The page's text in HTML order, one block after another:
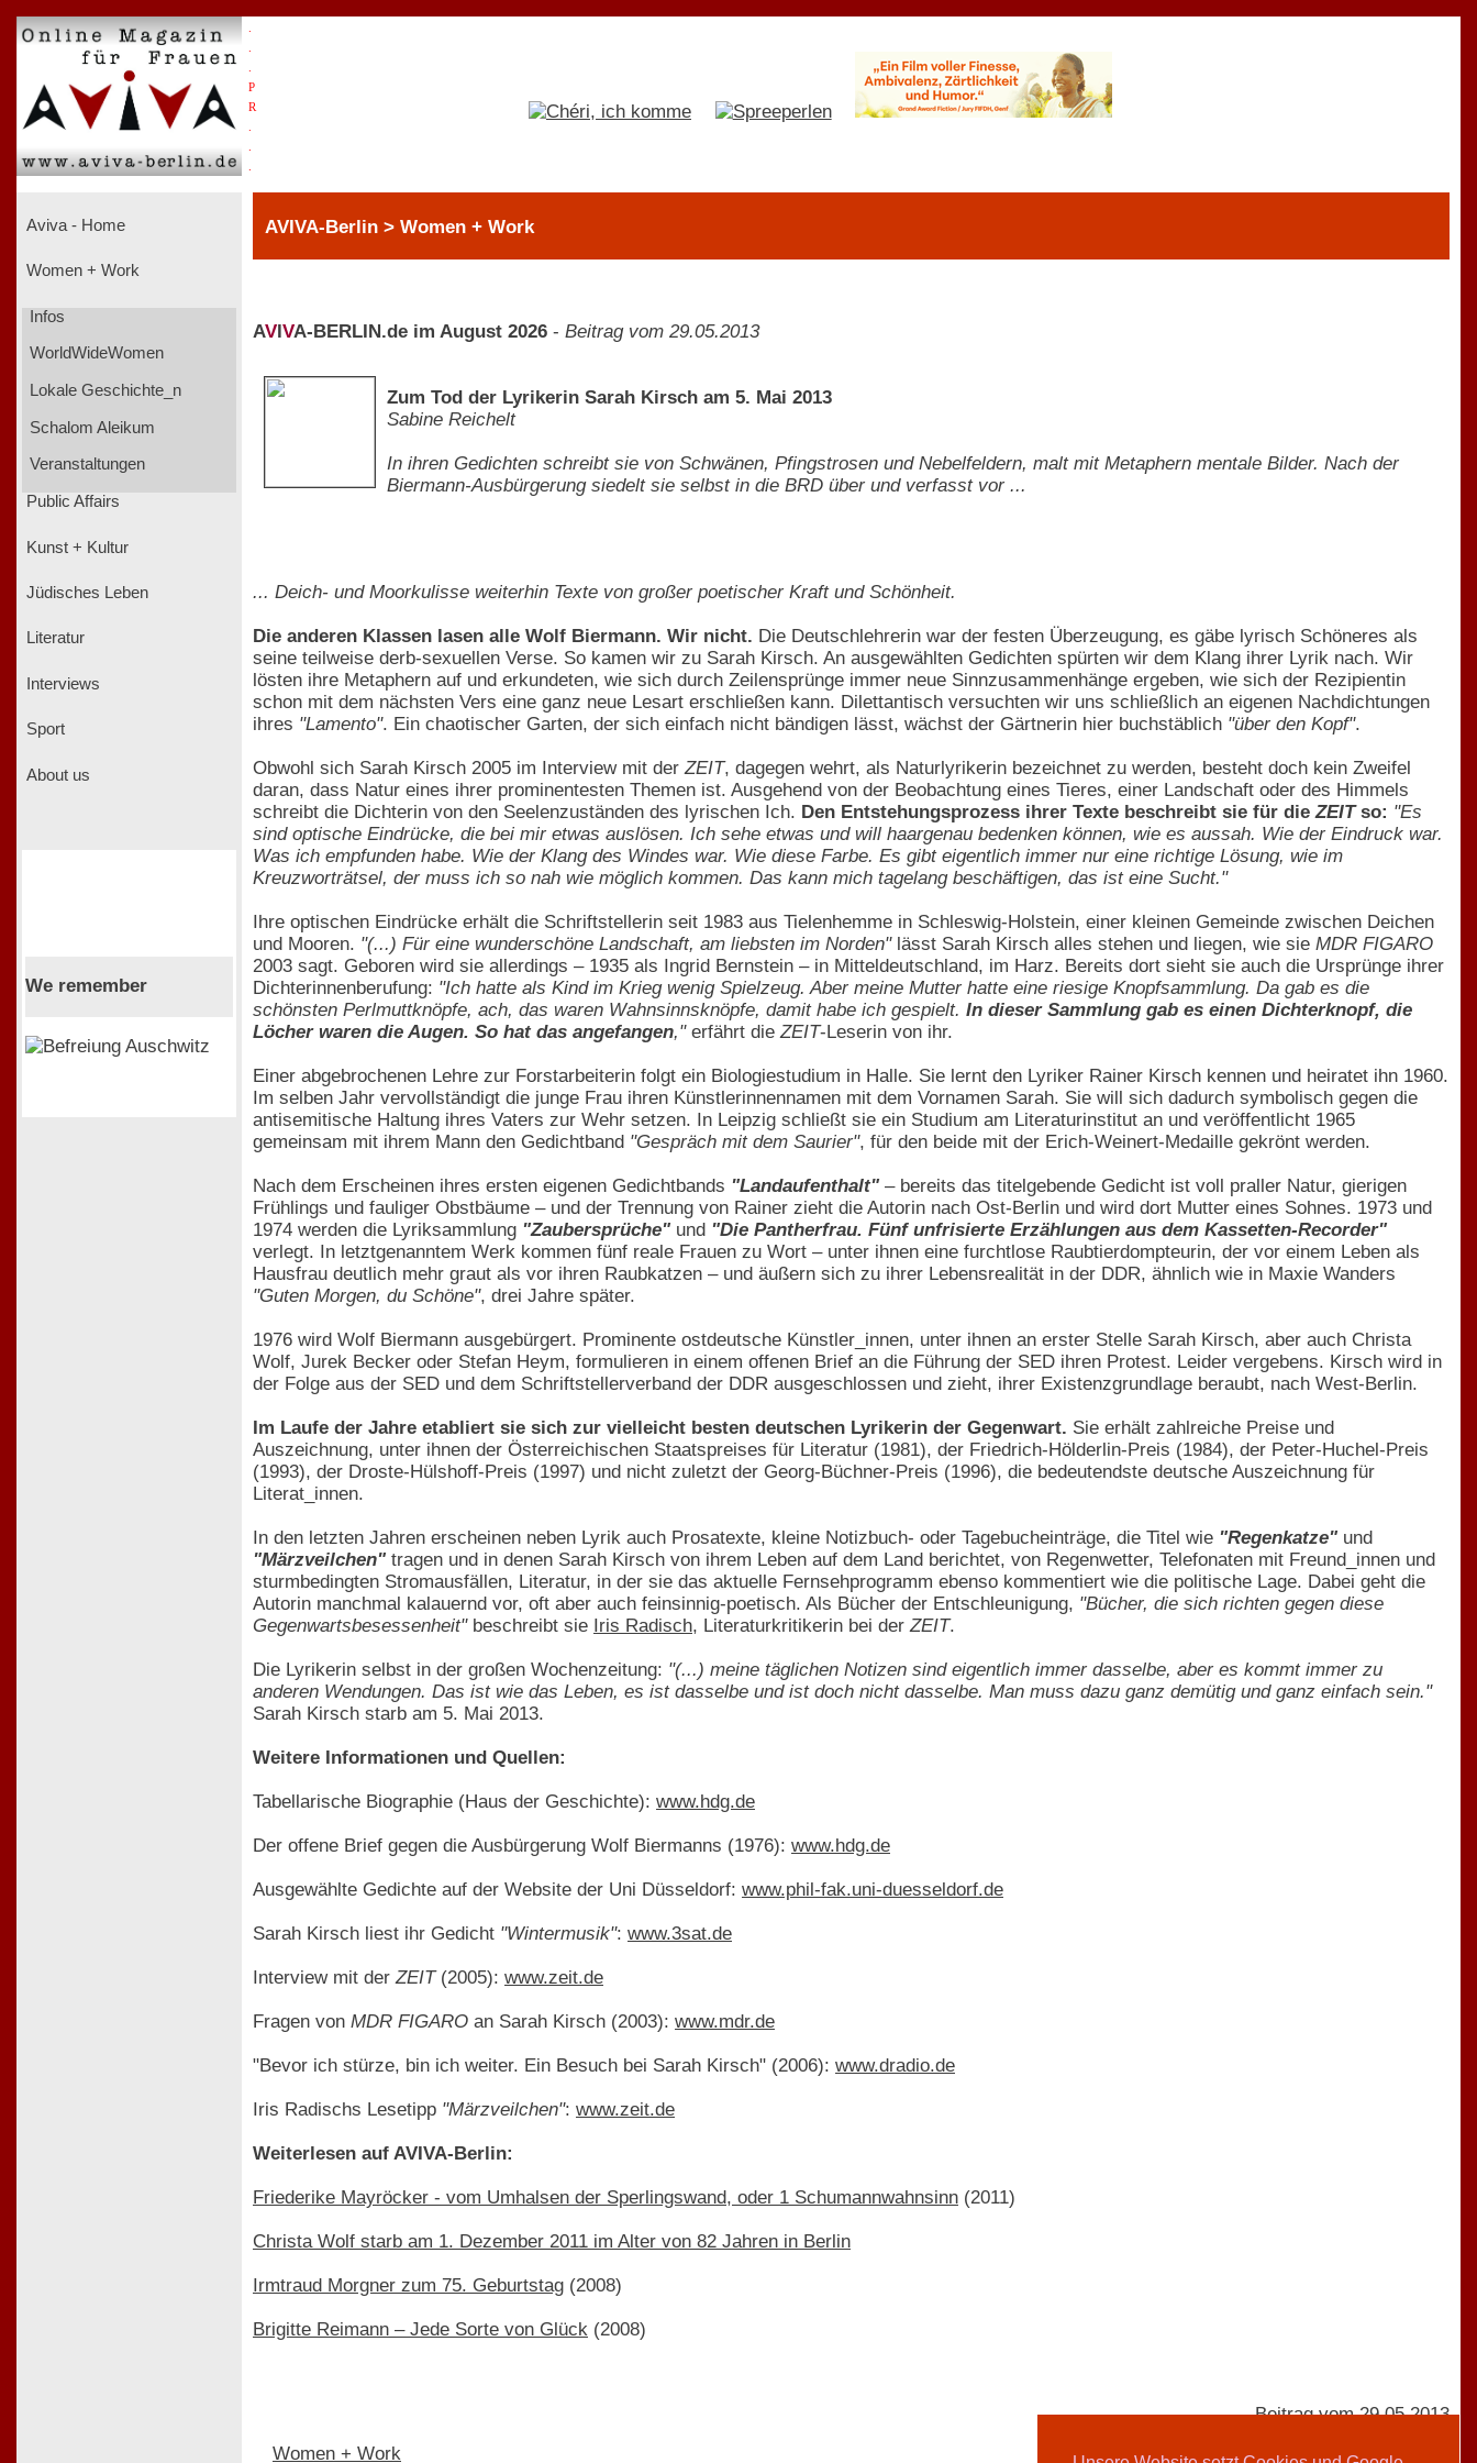
P
R
Aviva - Home
Women + Work
Infos
WorldWideWomen
Lokale Geschichte_n
Schalom Aleikum
Veranstaltungen
Public Affairs
Kunst + Kultur
Jüdisches Leben
Literatur
Interviews
Sport
About us
We remember
AVIVA-Berlin > Women + Work
AV VA-BERLIN.de im August 2026 - Beitrag vom 29.05.2013
Zum Tod der Lyrikerin Sarah Kirsch am 5. Mai 2013
Sabine Reichelt
In ihren Gedichten schreibt sie von Schwänen, Pfingstrosen und Nebelfeldern, malt mit Metaphern mentale Bilder. Nach der
Biermann-Ausbürgerung siedelt sie selbst in die BRD über und verfasst vor ...
... Deich- und Moorkulisse weiterhin Texte von großer poetischer Kraft und Schönheit.
Die anderen Klassen lasen alle Wolf Biermann. Wir nicht. Die Deutschlehrerin war der festen Überzeugung, es gäbe lyrisch Schöneres als
seine teilweise derb-sexuellen Verse. So kamen wir zu Sarah Kirsch. An ausgewählten Gedichten spürten wir dem Klang ihrer Lyrik nach. Wir
lösten ihre Metaphern auf und erkundeten, wie sich durch Zeilensprünge immer neue Sinnzusammenhänge ergeben, wie sich der Rezipientin
schon mit dem nächsten Vers eine ganz neue Lesart erschließen kann. Dilettantisch versuchten wir uns schließlich an eigenen Nachdichtungen
ihres "Lamento". Ein chaotischer Garten, der sich einfach nicht bändigen lässt, wächst der Gärtnerin hier buchstäblich "über den Kopf".
Obwohl sich Sarah Kirsch 2005 im Interview mit derZEIT, dagegen wehrt, als Naturlyrikerin bezeichnet zu werden, besteht doch kein Zweifel
daran, dass Natur eines ihrer prominentesten Themen ist. Ausgehend von der Beobachtung eines Tieres, einer Landschaft oder des Himmels
schreibt die Dichterin von den Seelenzuständen des lyrischen Ich. Den Entstehungsprozess ihrer Texte beschreibt sie für dieZEITso: "Es
sind optische Eindrücke, die bei mir etwas auslösen. Ich sehe etwas und will haargenau bedenken können, wie es aussah. Wie der Eindruck war.
Was ich empfunden habe. Wie der Klang des Windes war. Wie diese Farbe. Es gibt eigentlich immer nur eine richtige Lösung, wie im
Kreuzworträtsel, der muss ich so nah wie möglich kommen. Das kann mich tagelang beschäftigen, das ist eine Sucht."
Ihre optischen Eindrücke erhält die Schriftstellerin seit 1983 aus Tielenhemme in Schleswig-Holstein, einer kleinen Gemeinde zwischen Deichen
und Mooren. "(...) Für eine wunderschöne Landschaft, am liebsten im Norden"lässt Sarah Kirsch alles stehen und liegen, wie sie MDR FIGARO
2003 sagt. Geboren wird sie allerdings – 1935 als Ingrid Bernstein – in Mitteldeutschland, im Harz. Bereits dort sieht sie auch die Ursprünge ihrer
Dichterinnenberufung: "Ich hatte als Kind im Krieg wenig Spielzeug. Aber meine Mutter hatte eine riesige Knopfsammlung. Da gab es die
schönsten Perlmuttknöpfe, ach, das waren Wahnsinnsknöpfe, damit habe ich gespielt. In dieser Sammlung gab es einen Dichterknopf, die
Löcher waren die Augen. So hat das angefangen,"erfährt dieZEIT-Leserin von ihr.
Einer abgebrochenen Lehre zur Forstarbeiterin folgt ein Biologiestudium in Halle. Sie lernt den Lyriker Rainer Kirsch kennen und heiratet ihn 1960.
Im selben Jahr vervollständigt die junge Frau ihren Künstlerinnennamen mit dem Vornamen Sarah. Sie will sich dadurch symbolisch gegen die
antisemitische Haltung ihres Vaters zur Wehr setzen. In Leipzig schließt sie ein Studium am Literaturinstitut an und veröffentlicht 1965
gemeinsam mit ihrem Mann den Gedichtband "Gespräch mit dem Saurier", für den beide mit der Erich-Weinert-Medaille gekrönt werden.
Nach dem Erscheinen ihres ersten eigenen Gedichtbands "Landaufenthalt" – bereits das titelgebende Gedicht ist voll praller Natur, gierigen
Frühlings und fauliger Obstbäume – und der Trennung von Rainer zieht die Autorin nach Ost-Berlin und wird dort Mutter eines Sohnes. 1973 und
1974 werden die Lyriksammlung "Zaubersprüche" und "Die Pantherfrau. Fünf unfrisierte Erzählungen aus dem Kassetten-Recorder"
verlegt. In letztgenanntem Werk kommen fünf reale Frauen zu Wort – unter ihnen eine furchtlose Raubtierdompteurin, der vor einem Leben als
Hausfrau deutlich mehr graut als vor ihren Raubkatzen – und äußern sich zu ihrer Lebensrealität in der DDR, ähnlich wie in Maxie Wanders
"Guten Morgen, du Schöne", drei Jahre später.
1976 wird Wolf Biermann ausgebürgert. Prominente ostdeutsche Künstler_innen, unter ihnen an erster Stelle Sarah Kirsch, aber auch Christa
Wolf, Jurek Becker oder Stefan Heym, formulieren in einem offenen Brief an die Führung der SED ihren Protest. Leider vergebens. Kirsch wird in
der Folge aus der SED und dem Schriftstellerverband der DDR ausgeschlossen und zieht, ihrer Existenzgrundlage beraubt, nach West-Berlin.
Im Laufe der Jahre etabliert sie sich zur vielleicht besten deutschen Lyrikerin der Gegenwart. Sie erhält zahlreiche Preise und
Auszeichnung, unter ihnen der Österreichischen Staatspreises für Literatur (1981), der Friedrich-Hölderlin-Preis (1984), der Peter-Huchel-Preis
(1993), der Droste-Hülshoff-Preis (1997) und nicht zuletzt der Georg-Büchner-Preis (1996), die bedeutendste deutsche Auszeichnung für
Literat_innen.
In den letzten Jahren erscheinen neben Lyrik auch Prosatexte, kleine Notizbuch- oder Tagebucheinträge, die Titel wie "Regenkatze" und
"Märzveilchen" tragen und in denen Sarah Kirsch von ihrem Leben auf dem Land berichtet, von Regenwetter, Telefonaten mit Freund_innen und
sturmbedingten Stromausfällen, Literatur, in der sie das aktuelle Fernsehprogramm ebenso kommentiert wie die politische Lage. Dabei geht die
Autorin manchmal kalauernd vor, oft aber auch feinsinnig-poetisch. Als Bücher der Entschleunigung, "Bücher, die sich richten gegen diese
Gegenwartsbesessenheit"beschreibt sie Iris Radisch, Literaturkritikerin bei derZEIT.
Die Lyrikerin selbst in der großen Wochenzeitung: "(...) meine täglichen Notizen sind eigentlich immer dasselbe, aber es kommt immer zu
anderen Wendungen. Das ist wie das Leben, es ist dasselbe und ist doch nicht dasselbe. Man muss dazu ganz demütig und ganz einfach sein."
Sarah Kirsch starb am 5. Mai 2013.
Weitere Informationen und Quellen:
Tabellarische Biographie (Haus der Geschichte): www.hdg.de
Der offene Brief gegen die Ausbürgerung Wolf Biermanns (1976): www.hdg.de
Ausgewählte Gedichte auf der Website der Uni Düsseldorf: www.phil-fak.uni-duesseldorf.de
Sarah Kirsch liest ihr Gedicht "Wintermusik": www.3sat.de
Interview mit derZEIT(2005): www.zeit.de
Fragen von MDR FIGARO an Sarah Kirsch (2003): www.mdr.de
"Bevor ich stürze, bin ich weiter. Ein Besuch bei Sarah Kirsch" (2006): www.dradio.de
Iris Radischs Lesetipp "Märzveilchen": www.zeit.de
Weiterlesen auf AVIVA-Berlin:
Friederike Mayröcker - vom Umhalsen der Sperlingswand, oder 1 Schumannwahnsinn (2011)
Christa Wolf starb am 1. Dezember 2011 im Alter von 82 Jahren in Berlin
Irmtraud Morgner zum 75. Geburtstag (2008)
Brigitte Reimann – Jede Sorte von Glück (2008)
Women + Work
Beitrag vom 29.05.2013